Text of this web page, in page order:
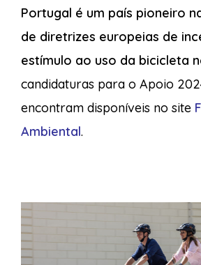
Portugal é um país pioneiro
de diretrizes europeias de
estímulo ao uso da bicicleta
candidaturas para o Apoio
encontram disponíveis no site
Ambiental.